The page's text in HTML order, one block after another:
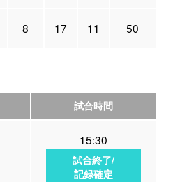
8 17 11 50
試合時間
15:30
試合終了/
記録確定